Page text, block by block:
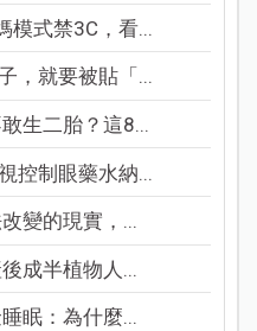
模式禁3C，看...
，就要被貼「...
生二胎？這8...
控制眼藥水納...
變的現實，...
成半植物人...
眠：為什麼...